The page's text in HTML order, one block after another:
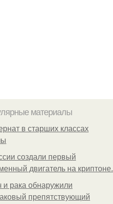
материалы
в старших классах
создали первый
двигатель на криптоне.
и рака обнаружили
препятствующий